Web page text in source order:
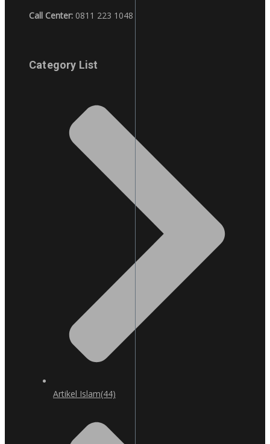
Call Center: 0811 223 1048
Category List
Artikel Islam(44)